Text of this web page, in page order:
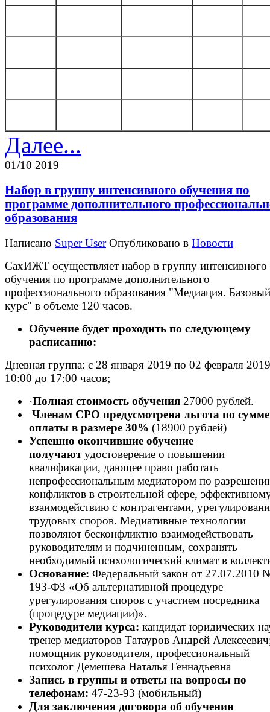
Далее...
01/10 2019
Набор в группу интенсивного обучения по
программе дополнительного
образования
Написано Super User Опубликовано в Новости
СахИЖТ осуществляет набор в группу интенсивного
обучения по программе дополнительного
профессионального образования "Медиация. Базовый
курс" в объеме 120 часов.
Обучение будет проходить по следующему
расписанию:
Дневная группа: с 28 января 2019 по 02 февраля
10:00 до 17:00 часов;
·Полная стоимость обучения 27000 рублей.
Членам СРО предусмотрена льгота по сумме
оплаты в размере 30% (18900 рублей)
Успешно окончившие обучение
получаютудостоверение о повышении
квалификации, дающее право работать
непрофессиональным медиатором по
конфликтов в строительной сфере,
взаимодействию с контрагентами,
трудовых споров. Медиативные технологии
позволяют бесконфликтно взаимодействовать
руководителям и подчиненным, сохранять
необходимый психологический климат в
Основание: Федеральный закон от 27.07.2010
193-ФЗ «Об альтернативной процедуре
урегулирования споров с участием посредника
(процедуре медиации)».
Руководители курса: кандидат юридических
тренер медиаторов Татауров Андрей
помощник руководителя, профессиональный
психолог Демешева Наталья Геннадьевна
Запись в группы и ответы на вопросы по
телефонам: 47-23-93 (мобильный)
Для заключения договора об обучении